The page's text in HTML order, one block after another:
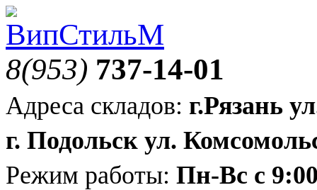
8(953) 737-14-01
Адреса складов: г.Рязань
г. Подольск ул.
Режим работы: Пн-Вс с